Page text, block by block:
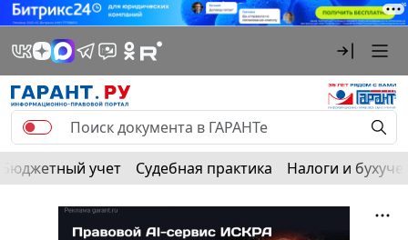
Бюджетный учет Судебная практика Налоги и